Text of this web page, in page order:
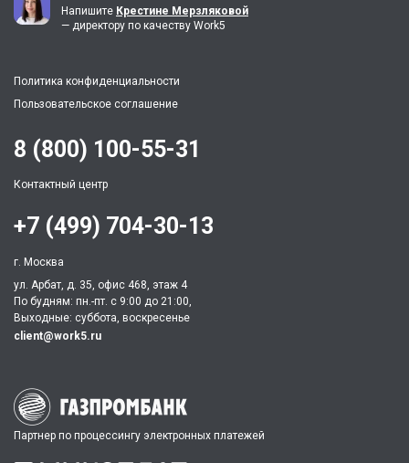
Напишите Крестине Мерзляковой
— директору по качеству Work5
Политика конфиденциальности
Пользовательское соглашение
Партнер по процессингу электронных платежей
8 (800) 100-55-31
Контактный центр
+7 (499) 704-30-13
г. Москва
ул. Арбат, д. 35, офис 468, этаж 4
По будням: пн.-пт. c 9:00 до 21:00,
Выходные: суббота, воскресенье
client@work5.ru